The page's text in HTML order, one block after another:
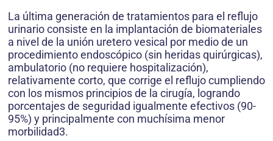
La última generación de tratamientos para el reflujo
urinario consiste en la implantación de biomateriales
a nivel de la unión uretero vesical por medio de un
procedimiento endoscópico (sin heridas quirúrgicas),
ambulatorio (no requiere hospitalización),
relativamente corto, que corrige el reflujo cumpliendo
con los mismos principios de la cirugía, logrando
porcentajes de seguridad igualmente efectivos (90-
95%) y principalmente con muchísima menor
morbilidad3.